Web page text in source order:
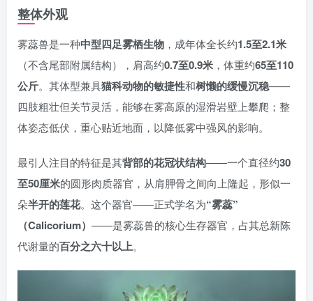
整体外观
雾蕊兽是一种中型四足雾栖生物 ，成年体全长约1.5至2.1米
（不含尾部附属结构），肩高约0.7至0.9米 ，体重约65至110
公斤。其体型兼具猫科动物的敏捷性和树懒的缓慢沉稳——
四肢粗壮但关节灵活，能够在雾高原的湿滑岩壁上攀爬；整
体姿态低伏，重心贴近地面，以降低雾中强风的影响。
最引人注目的特征是其背部的花冠状结构——一个直径约30
至50厘米的圆形肉质器官，从肩胛骨之间向上隆起，形似一
朵半开的莲花。这个器官——正式学名为“雾蕊”
（Calicorium） ——是雾蕊兽的核心生存器官，占其总新陈
代谢量的百分之六十以上。